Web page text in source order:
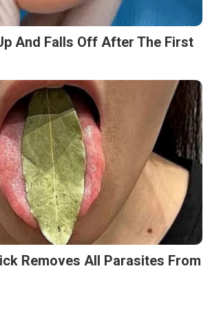
And Falls Off After The First
Removes All Parasites From